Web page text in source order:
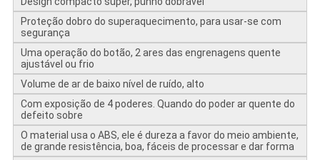
Proteção dobro do superaquecimento, para usar-se com
segurança
Uma operação do botão, 2 ares das engrenagens quente
ajustável ou frio
Volume de ar de baixo nível de ruído, alto
Com exposição de 4 poderes. Quando do poder ar quente do
defeito sobre
O material usa o ABS, ele é dureza a favor do meio ambiente,
de grande resistência, boa, fáceis de processar e dar forma